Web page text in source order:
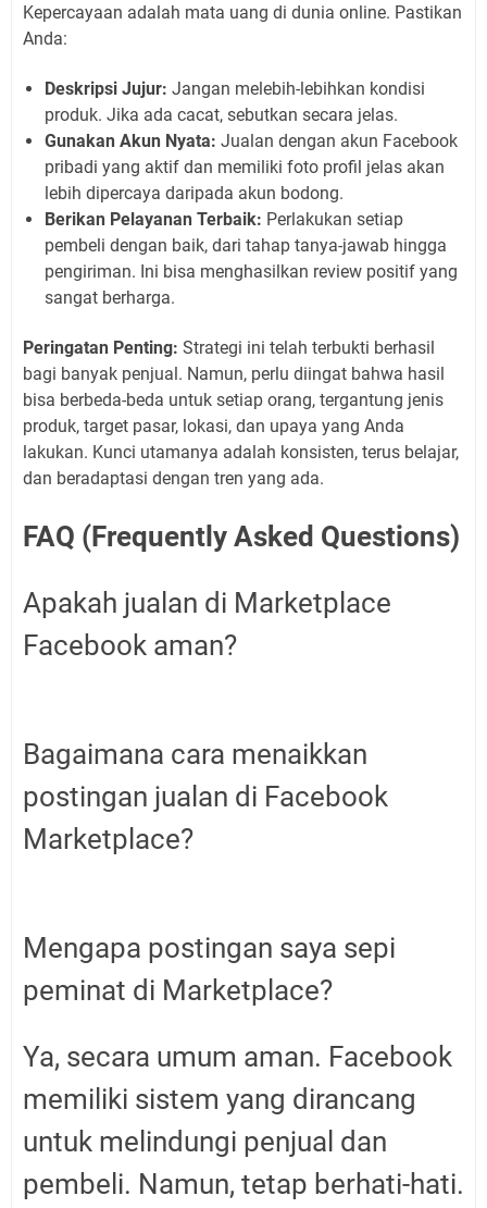
Kepercayaan adalah mata uang di dunia online. Pastikan
Anda:
Deskripsi Jujur: Jangan melebih-lebihkan kondisi
produk. Jika ada cacat, sebutkan secara jelas.
Gunakan Akun Nyata: Jualan dengan akun Facebook
pribadi yang aktif dan memiliki foto profil jelas akan
lebih dipercaya daripada akun bodong.
Berikan Pelayanan Terbaik: Perlakukan setiap
pembeli dengan baik, dari tahap tanya-jawab hingga
pengiriman. Ini bisa menghasilkan review positif yang
sangat berharga.
Peringatan Penting: Strategi ini telah terbukti berhasil
bagi banyak penjual. Namun, perlu diingat bahwa hasil
bisa berbeda-beda untuk setiap orang, tergantung jenis
produk, target pasar, lokasi, dan upaya yang Anda
lakukan. Kunci utamanya adalah konsisten, terus belajar,
dan beradaptasi dengan tren yang ada.
FAQ (Frequently Asked Questions)
Apakah jualan di Marketplace
Facebook aman?
Bagaimana cara menaikkan
postingan jualan di Facebook
Marketplace?
Mengapa postingan saya sepi
peminat di Marketplace?
Ya, secara umum aman. Facebook
memiliki sistem yang dirancang
untuk melindungi penjual dan
pembeli. Namun, tetap berhati-hati.